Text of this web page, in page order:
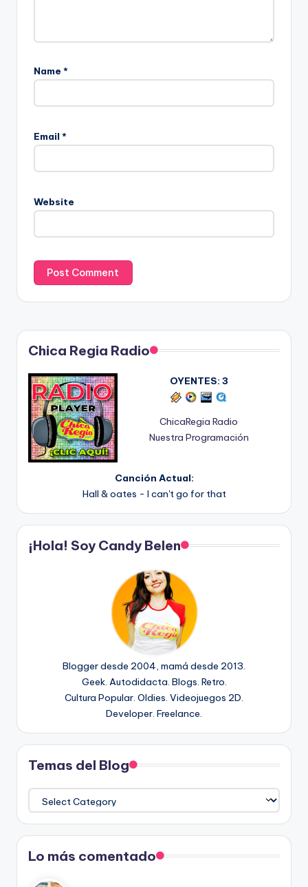
Name *
Email *
Website
Chica Regia Radio
OYENTES: 3
ChicaRegia Radio
Nuestra Programación
Canción Actual:
Hall & oates - I can't go for that
¡Hola! Soy Candy Belen
Blogger desde 2004, mamá desde 2013.
Geek. Autodidacta. Blogs. Retro.
Cultura Popular. Oldies. Videojuegos 2D.
Developer. Freelance.
Temas del Blog
del
Blog
Lo más comentado